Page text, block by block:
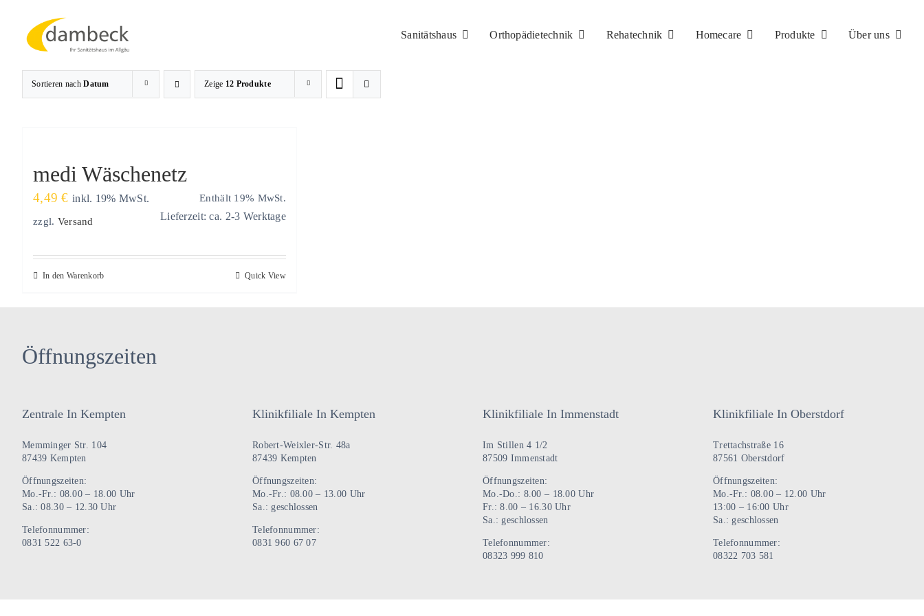
springen
Sanitätshaus Orthopädietechnik Rehatechnik Homecare Produkte Über uns
Sortieren nachDatum Zeige 12 Produkte
medi Wäschenetz
4,49€ inkl. 19% MwSt.
Enthält 19% MwSt.
zzgl. Versand Lieferzeit: ca. 2-3 Werktage
In den Warenkorb Quick View
Öffnungszeiten
Zentrale In Kempten
Memminger Str. 104
87439 Kempten
Öffnungszeiten:
Mo.-Fr.: 08.00 – 18.00 Uhr
Sa.: 08.30 – 12.30 Uhr
Telefonnummer:
0831 522 63-0
Klinikfiliale In Kempten
Robert-Weixler-Str. 48a
87439 Kempten
Öffnungszeiten:
Mo.-Fr.: 08.00 – 13.00 Uhr
Sa.: geschlossen
Telefonnummer:
0831 960 67 07
Klinikfiliale In Immenstadt
Im Stillen 4 1/2
87509 Immenstadt
Öffnungszeiten:
Mo.-Do.: 8.00 – 18.00 Uhr
Fr.: 8.00 – 16.30 Uhr
Sa.: geschlossen
Telefonnummer:
08323 999 810
Klinikfiliale In Oberstdorf
Trettachstraße 16
87561 Oberstdorf
Öffnungszeiten:
Mo.-Fr.: 08.00 – 12.00 Uhr
13:00 – 16:00 Uhr
Sa.: geschlossen
Telefonnummer:
08322 703 581